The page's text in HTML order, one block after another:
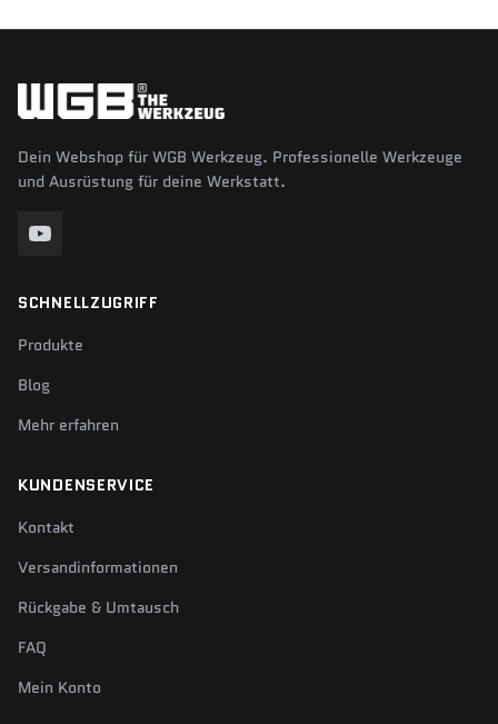
Dein Webshop für WGB Werkzeug. Professionelle Werkzeuge
und Ausrüstung für deine Werkstatt.
SCHNELLZUGRIFF
Produkte
Blog
Mehr erfahren
KUNDENSERVICE
Kontakt
Versandinformationen
Rückgabe & Umtausch
FAQ
Mein Konto